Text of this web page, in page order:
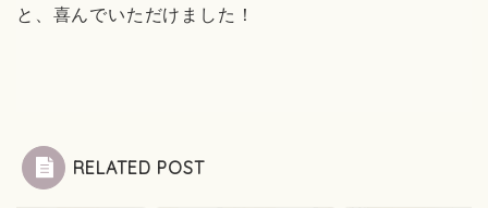
と、喜んでいただけました！
RELATED POST